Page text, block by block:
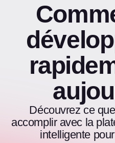
Découvrez ce
accomplir avec la
intelligente